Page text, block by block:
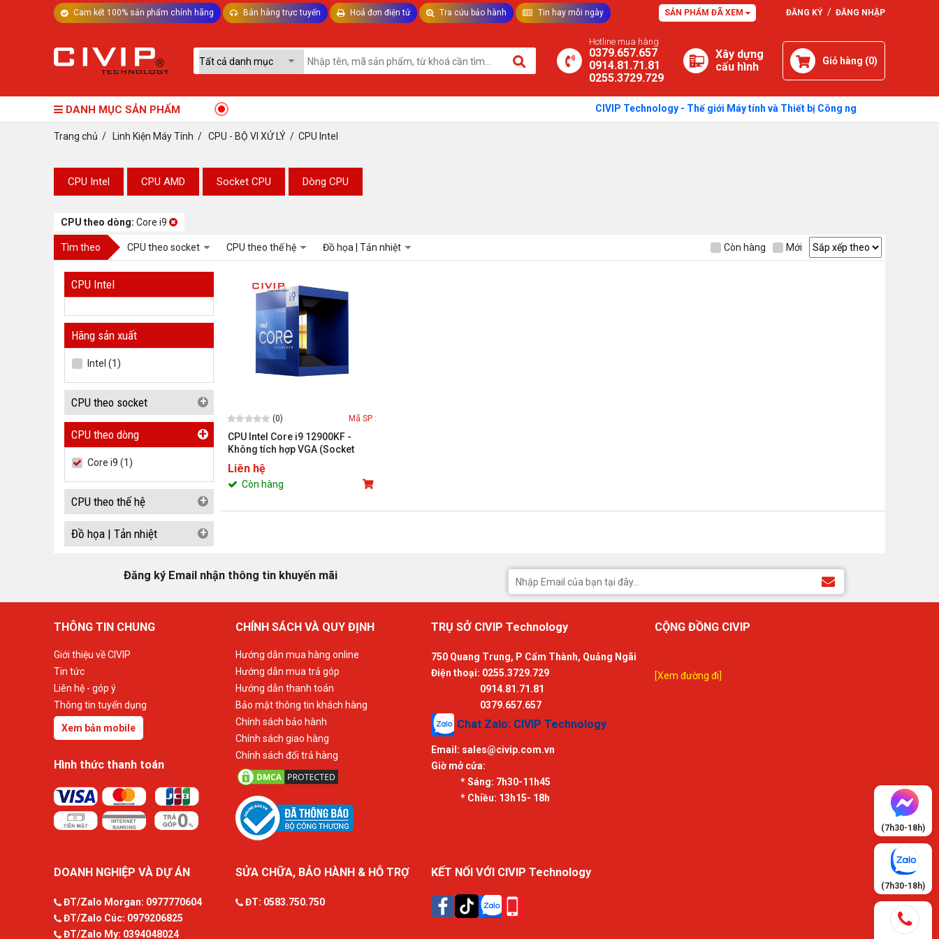
(7h30-18h)
(7h30-18h)
Cam kết 100% sản phẩm chính hãng Bán hàng trực tuyến Hoá đơn điện tử Tra cứu bảo hành Tin hay mỗi ngày SẢN PHẨM ĐÃ XEM ĐĂNG KÝ / ĐĂNG NHẬP
Hotline mua hàng
0379.657.657
0914.81.71.81
0255.3729.729
Xây dựng
cấu hình
Giỏ hàng (0)
DANH MỤC SẢN PHẨM CIVIP Technology - Thế giới Máy tính và Thiết bị Công nghệ - Showroom:
Trang chủ / Linh Kiện Máy Tính / CPU - BỘ VI XỬ LÝ / ​CPU Intel
​CPU Intel ​CPU AMD Socket CPU Dòng CPU
CPU theo dòng: Core i9
Tìm theo CPU theo socket CPU theo thế hệ Đồ họa | Tản nhiệt Còn hàng Mới
(0) Mã SP :
CPU Intel Core i9 12900KF -
Không tích hợp VGA (Socket
LGA1700, Max turbo 5.2GHz, 16
nhân 24 luồng, Cache 30MB,
125W)
Liên hệ
Còn hàng
​CPU Intel
Hãng sản xuất
Intel (1)
CPU theo socket +
CPU theo dòng +
Core i9 (1)
CPU theo thế hệ +
Đồ họa | Tản nhiệt +
Đăng ký Email nhận thông tin khuyến mãi
THÔNG TIN CHUNG
Giới thiệu về CIVIP
Tin tức
Liên hệ - góp ý
Thông tin tuyển dụng
Xem bản mobile
Hình thức thanh toán
CHÍNH SÁCH VÀ QUY ĐỊNH
Hướng dẫn mua hàng online
Hướng dẫn mua trả góp
Hướng dẫn thanh toán
Bảo mật thông tin khách hàng
Chính sách bảo hành
Chính sách giao hàng
Chính sách đổi trả hàng
TRỤ SỞ CIVIP Technology
750 Quang Trung, P Cẩm Thành, Quảng Ngãi
Điện thoại: 0255.3729.729
0914.81.71.81
0379.657.657
Chat Zalo: CIVIP Technology
Email: sales@civip.com.vn
Giờ mở cửa:
* Sáng: 7h30-11h45
* Chiều: 13h15- 18h
CỘNG ĐỒNG CIVIP
[Xem đường đi]
DOANH NGHIỆP VÀ DỰ ÁN
ĐT/Zalo Morgan: 0977770604
ĐT/Zalo Cúc: 0979206825
ĐT/Zalo My: 0394048024
SỬA CHỮA, BẢO HÀNH & HỖ TRỢ
ĐT: 0583.750.750
KẾT NỐI VỚI CIVIP Technology